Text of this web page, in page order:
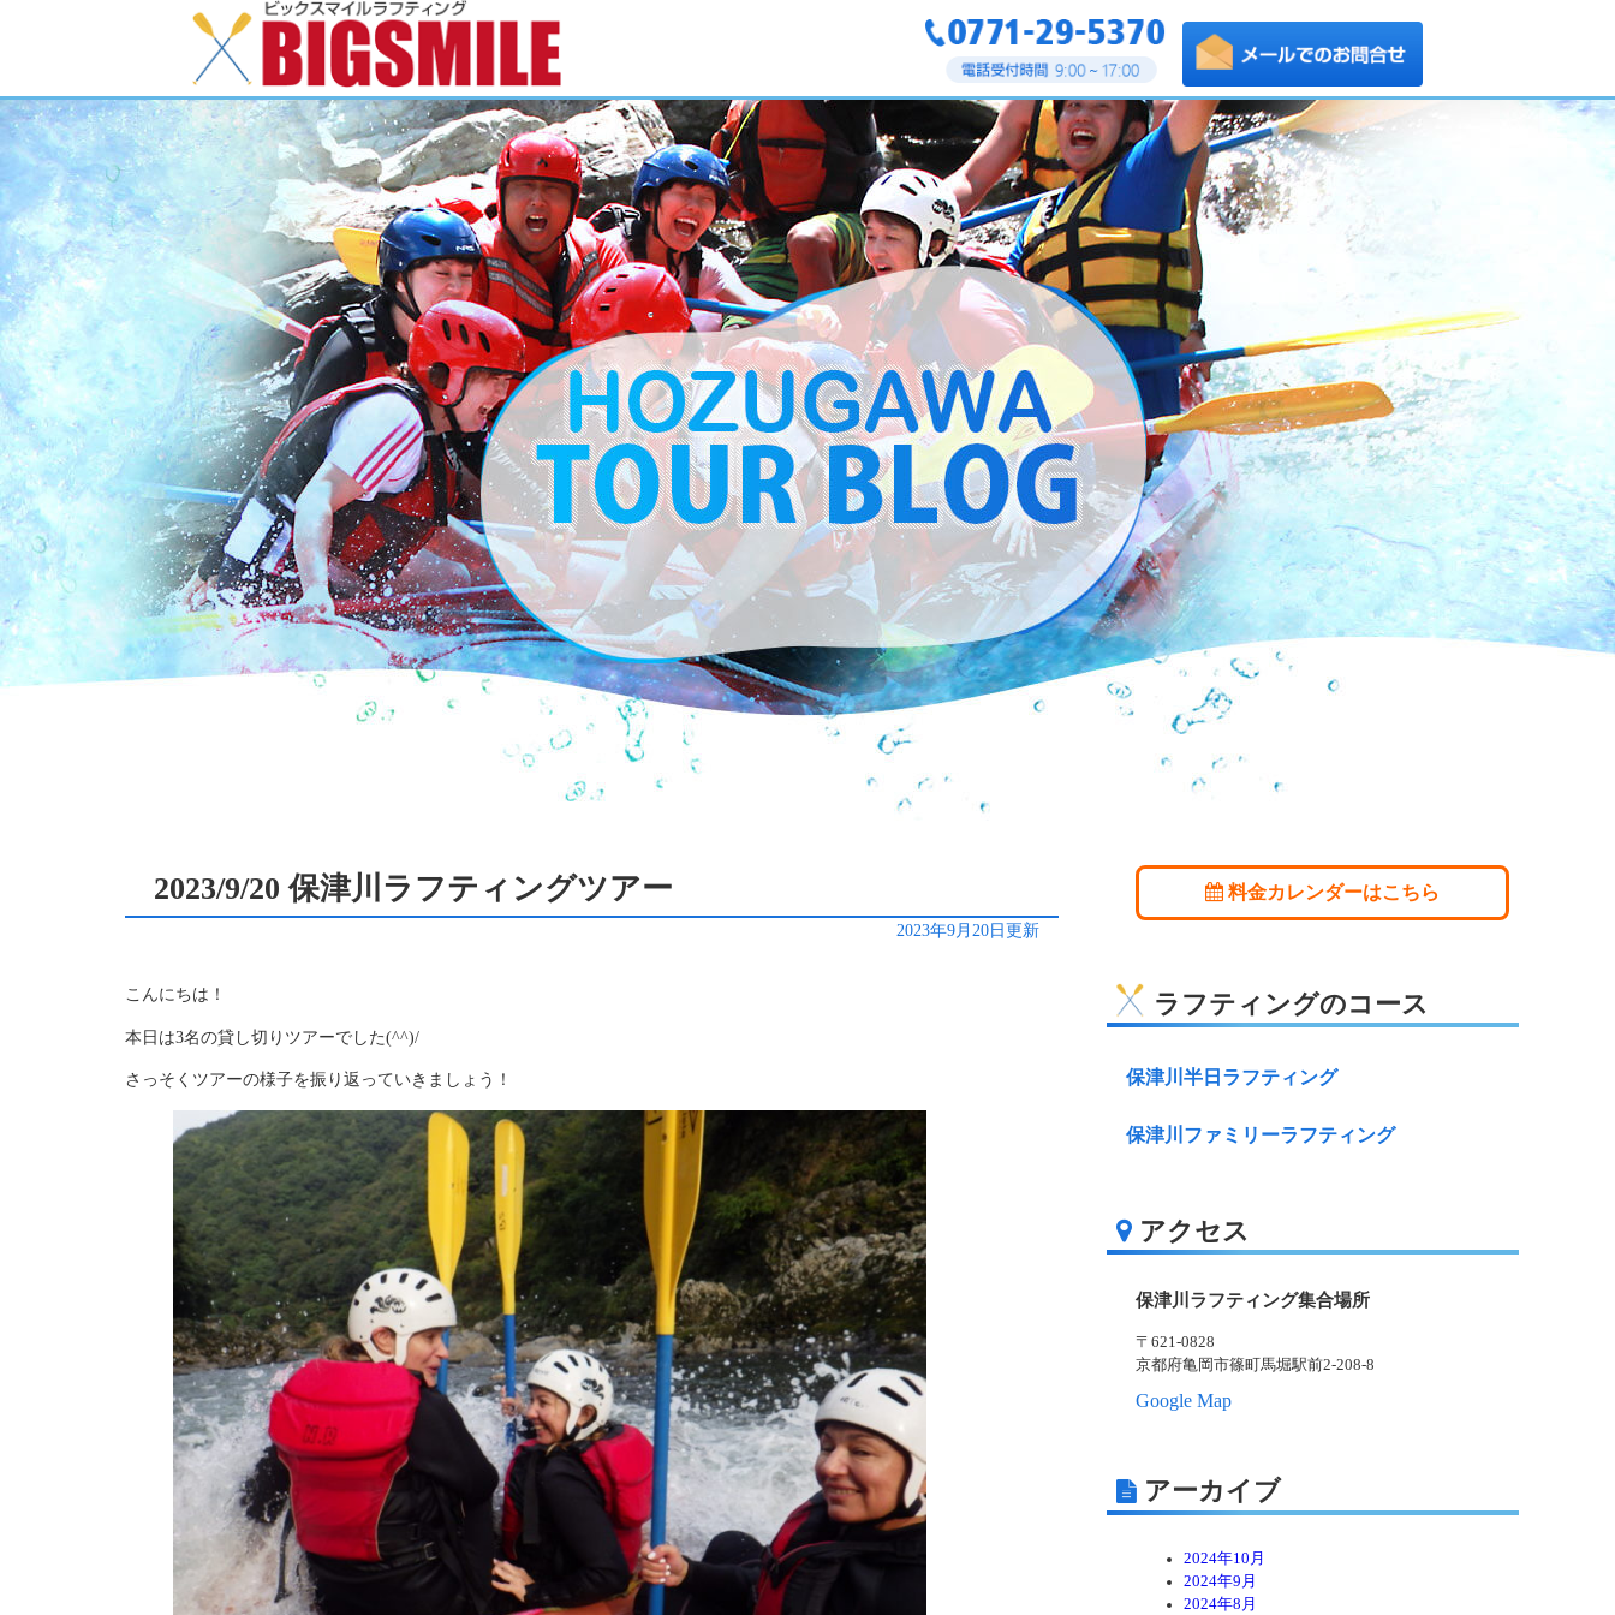
2023/9/20 保津川ラフティングツアー
2023年9月20日更新
こんにちは！
本日は3名の貸し切りツアーでした(^^)/
さっそくツアーの様子を振り返っていきましょう！
料金カレンダーはこちら
ラフティングのコース
保津川半日ラフティング
保津川ファミリーラフティング
アクセス
保津川ラフティング集合場所
〒621-0828
京都府亀岡市篠町馬堀駅前2-208-8
Google Map
アーカイブ
2024年10月
2024年9月
2024年8月